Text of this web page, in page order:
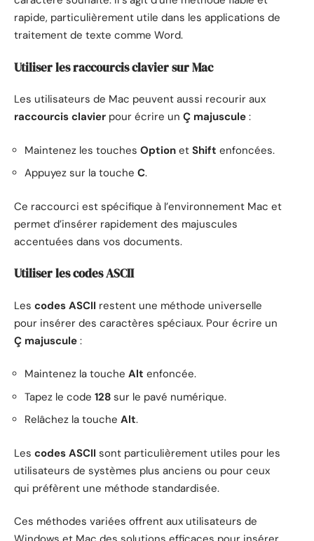
rapide, particulièrement utile dans les applications de
traitement de texte comme Word.
Utiliser les raccourcis clavier sur Mac
Les utilisateurs de Mac peuvent aussi recourir aux
raccourcis clavier pour écrire un Ç majuscule :
Maintenez les touches Option et Shift enfoncées.
Appuyez sur la touche C.
Ce raccourci est spécifique à l’environnement Mac et
permet d’insérer rapidement des majuscules
accentuées dans vos documents.
Utiliser les codes ASCII
Les codes ASCII restent une méthode universelle
pour insérer des caractères spéciaux. Pour écrire un
Ç majuscule :
Maintenez la touche Alt enfoncée.
Tapez le code 128 sur le pavé numérique.
Relâchez la touche Alt.
Les codes ASCII sont particulièrement utiles pour les
utilisateurs de systèmes plus anciens ou pour ceux
qui préfèrent une méthode standardisée.
Ces méthodes variées offrent aux utilisateurs de